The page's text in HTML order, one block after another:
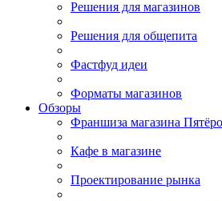
Решения для магазинов
Решения для общепита
Фастфуд идеи
Форматы магазинов
Обзоры
Франшиза магазина
Кафе в магазине
Проектирование рынка